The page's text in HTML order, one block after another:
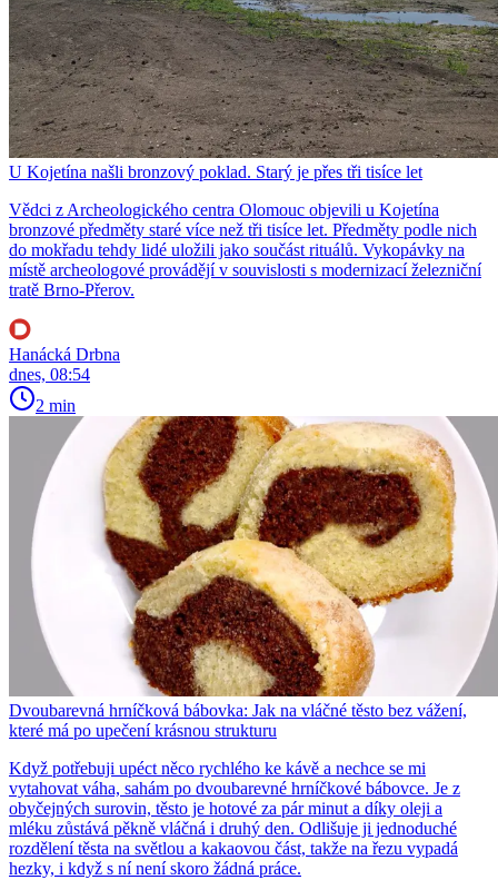
U Kojetína našli bronzový poklad. Starý je přes tři tisíce let
Vědci z Archeologického centra Olomouc objevili u Kojetína
bronzové předměty staré více než tři tisíce let. Předměty podle nich
do mokřadu tehdy lidé uložili jako součást rituálů. Vykopávky na
místě archeologové provádějí v souvislosti s modernizací železniční
tratě Brno-Přerov.
Hanácká Drbna
dnes, 08:54
2 min
Dvoubarevná hrníčková bábovka: Jak na vláčné těsto bez vážení,
které má po upečení krásnou strukturu
Když potřebuji upéct něco rychlého ke kávě a nechce se mi
vytahovat váha, sahám po dvoubarevné hrníčkové bábovce. Je z
obyčejných surovin, těsto je hotové za pár minut a díky oleji a
mléku zůstává pěkně vláčná i druhý den. Odlišuje ji jednoduché
rozdělení těsta na světlou a kakaovou část, takže na řezu vypadá
hezky, i když s ní není skoro žádná práce.